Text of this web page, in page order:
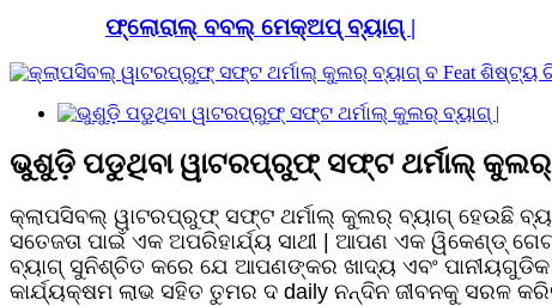
ଫ୍ଲୋରାଲ୍ ବବଲ୍ ମେକ୍ଅପ୍ ବ୍ୟାଗ୍ |
ଭୁଶୁଡ଼ି ପଡୁଥିବା ୱାଟରପ୍ରୁଫ୍ ସଫ୍ଟ ଥର୍ମାଲ୍ କୁଲର୍
କ୍ଲାପସିବଲ୍ ୱାଟରପ୍ରୁଫ୍ ସଫ୍ଟ ଥର୍ମାଲ୍ କୁଲର୍ ବ୍ୟାଗ୍ ହେଉଛି
ସତେଜତା ପାଇଁ ଏକ ଅପରିହାର୍ଯ୍ୟ ସାଥୀ | ଆପଣ ଏକ ୱିକେଣ୍ଡ୍
ବ୍ୟାଗ୍ ସୁନିଶ୍ଚିତ କରେ ଯେ ଆପଣଙ୍କର ଖାଦ୍ୟ ଏବଂ ପାନୀୟଗୁଡିକ
କାର୍ଯ୍ୟକ୍ଷମ ଲାଭ ସହିତ ତୁମର ଦ daily ନନ୍ଦିନ ଜୀବନକୁ ସରଳ